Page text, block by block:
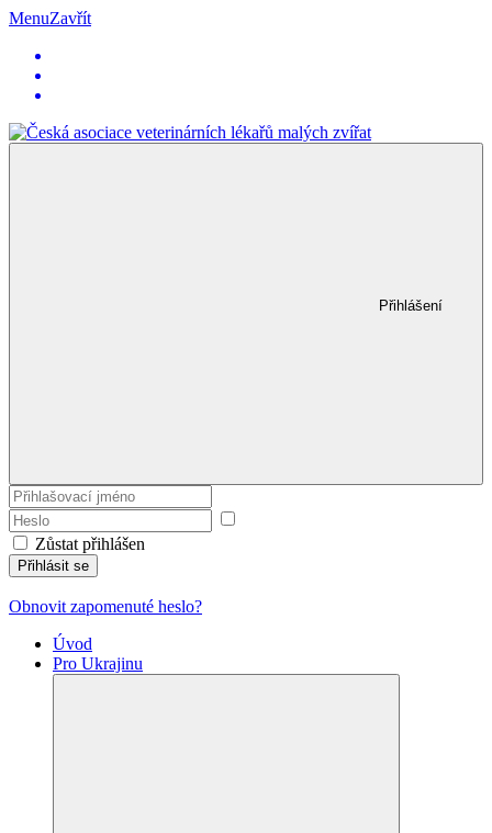
MenuZavřít
Přihlášení
Zůstat přihlášen
Přihlásit se
Obnovit zapomenuté heslo?
Úvod
Pro Ukrajinu